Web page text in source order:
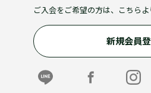
ご入会をご希望の方は、こちらよ
新規会員